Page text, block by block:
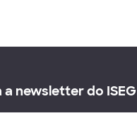
a newsletter do ISEG